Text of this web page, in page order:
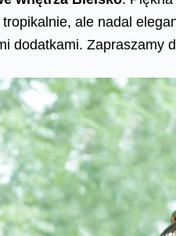
ale nadal
dodatkami. Zapraszamy